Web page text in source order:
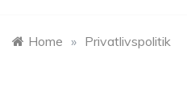
Home » Privatlivspolitik